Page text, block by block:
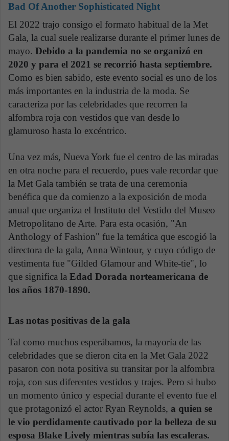
Bad Of Another Sophisticated Night
El 2022 trajo consigo el formato habitual de la Met
Gala, la cual suele realizarse durante el primer lunes de
mayo. Debido a la pandemia no se organizó en
2020 y para el 2021 se recorrió hasta septiembre.
Como es bien sabido, este evento social es uno de los
más importantes en la industria de la moda. Se
caracteriza por las celebridades que recorren la
alfombra roja con vestidos que van desde lo
glamuroso hasta lo excéntrico.
Una vez más, Nueva York fue el centro de las miradas
en otra noche para el recuerdo, pues vale recordar que
la Met Gala también se trata de una ceremonia
benéfica que da comienzo a la exposición de moda
anual que organiza el Instituto del Vestido del Museo
Metropolitano de Arte. Para esta ocasión, "An
Anthology of Fashion" fue la temática que escogió la
directora de la gala, Anna Wintour, y cuyo código de
vestimenta fue "Gilded Glamour and White-tie", lo
que significa la Edad Dorada norteamericana de
los años 1870-1890.
Las notas positivas de la gala
Tal como muchos esperábamos, la mayoría de las
celebridades que se dieron cita en la Met Gala 2022
pasaron con nota positiva su transitar por la alfombra
roja, con sus diferentes vestidos y trajes. Pero si hubo
un momento único y especial durante el evento fue el
que protagonizó el actor Ryan Reynolds, a quien se
le vio perdidamente cautivado por la belleza de su
esposa Blake Lively mientras subía las escaleras.